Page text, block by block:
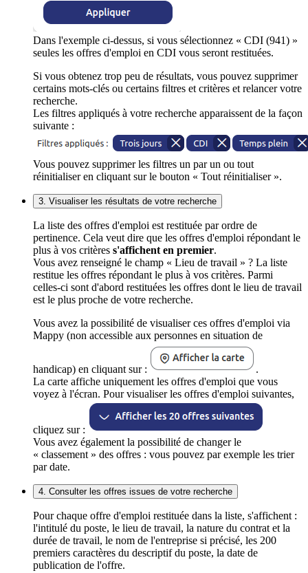
Dans l'exemple ci-dessus, si vous sélectionnez « CDI (941) »
seules les offres d'emploi en CDI vous seront restituées.
Si vous obtenez trop peu de résultats, vous pouvez supprimer
certains mots-clés ou certains filtres et critères et relancer votre
recherche.
Les filtres appliqués à votre recherche apparaissent de la façon
suivante :
Vous pouvez supprimer les filtres un par un ou tout
réinitialiser en cliquant sur le bouton « Tout réinitialiser ».
3. Visualiser les résultats de votre recherche
La liste des offres d'emploi est restituée par ordre de
pertinence. Cela veut dire que les offres d'emploi répondant le
plus à vos critères s'affichent en premier.
Vous avez renseigné le champ « Lieu de travail » ? La liste
restitue les offres répondant le plus à vos critères. Parmi
celles-ci sont d'abord restituées les offres dont le lieu de travail
est le plus proche de votre recherche.
Vous avez la possibilité de visualiser ces offres d'emploi via
Mappy (non accessible aux personnes en situation de
handicap) en cliquant sur :
.
La carte affiche uniquement les offres d'emploi que vous
voyez à l'écran. Pour visualiser les offres d'emploi suivantes,
cliquez sur :
Vous avez également la possibilité de changer le
« classement » des offres : vous pouvez par exemple les trier
par date.
4. Consulter les offres issues de votre recherche
Pour chaque offre d'emploi restituée dans la liste, s'affichent :
l'intitulé du poste, le lieu de travail, la nature du contrat et la
durée de travail, le nom de l'entreprise si précisé, les 200
premiers caractères du descriptif du poste, la date de
publication de l'offre.